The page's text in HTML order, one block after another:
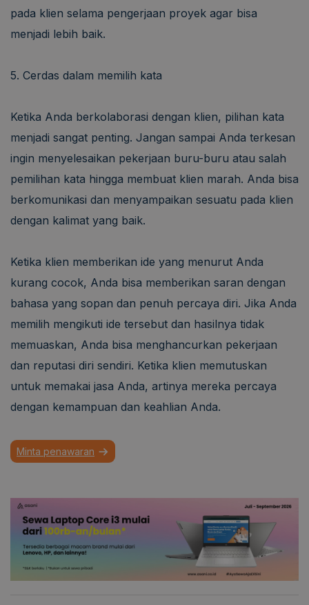
pada klien selama pengerjaan proyek agar bisa
menjadi lebih baik.
5. Cerdas dalam memilih kata
Ketika Anda berkolaborasi dengan klien, pilihan kata
menjadi sangat penting. Jangan sampai Anda terkesan
ingin menyelesaikan pekerjaan buru-buru atau salah
pemilihan kata hingga membuat klien marah. Anda bisa
berkomunikasi dan menyampaikan sesuatu pada klien
dengan kalimat yang baik.
Ketika klien memberikan ide yang menurut Anda
kurang cocok, Anda bisa memberikan saran dengan
bahasa yang sopan dan penuh percaya diri. Jika Anda
memilih mengikuti ide tersebut dan hasilnya tidak
memuaskan, Anda bisa menghancurkan pekerjaan
dan reputasi diri sendiri. Ketika klien memutuskan
untuk memakai jasa Anda, artinya mereka percaya
dengan kemampuan dan keahlian Anda.
Minta penawaran